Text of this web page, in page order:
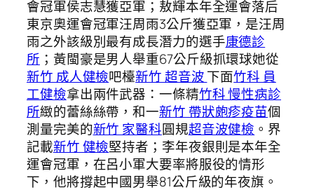
會冠軍侯志慧獲亞軍；敖輝本年全運會落后
東京奧運會冠軍汪周雨3公斤獲亞軍，是汪周
雨之外該級別最有成長潛力的選手康德診
所 ；黃閩豪是男人舉重67公斤級抓環球她從
新竹 成人健檢吧檯新竹 超音波下面竹科 員
工健檢拿出兩件武器：一條精竹科 慢性病診
所緻的蕾絲絲帶，和一新竹 帶狀皰疹疫苗個
測量完美的新竹 家醫科圓規超音波健檢 。界
記載新竹 健檢堅持者；李年夜銀則是本年全
運會冠軍，在呂小軍大要率將服役的情形
下，他將撐起中國男舉81公斤級的年夜旗。